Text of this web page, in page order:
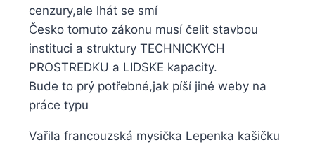
cenzury,ale lhát se smí
Česko tomuto zákonu musí čelit stavbou
instituci a struktury TECHNICKYCH
PROSTREDKU a LIDSKE kapacity.
Bude to prý potřebné,jak píší jiné weby na
práce typu
Vařila francouzská mysička Lepenka kašičku